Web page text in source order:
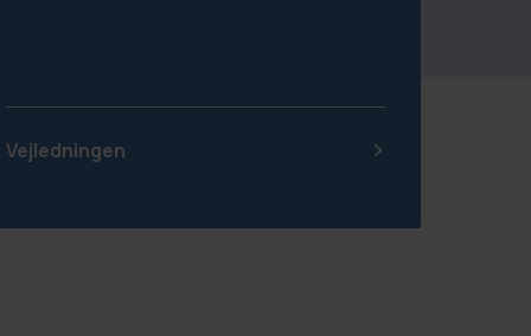
Vejledningen